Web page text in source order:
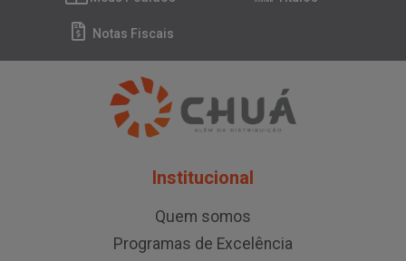
Notas Fiscais
Institucional
Quem somos
Programas de Excelência